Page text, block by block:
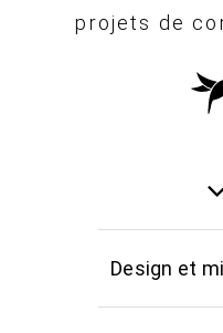
projets de
Design et